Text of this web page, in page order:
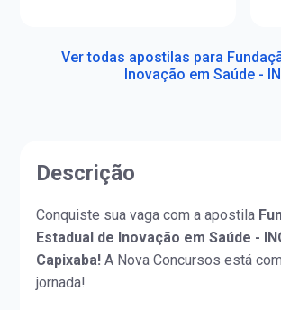
Ver todas apostilas para
Inovação em Saúde -
Descrição
Conquiste sua vaga com a apostila
Estadual de Inovação em Saúde -
Capixaba! A Nova Concursos está
jornada!